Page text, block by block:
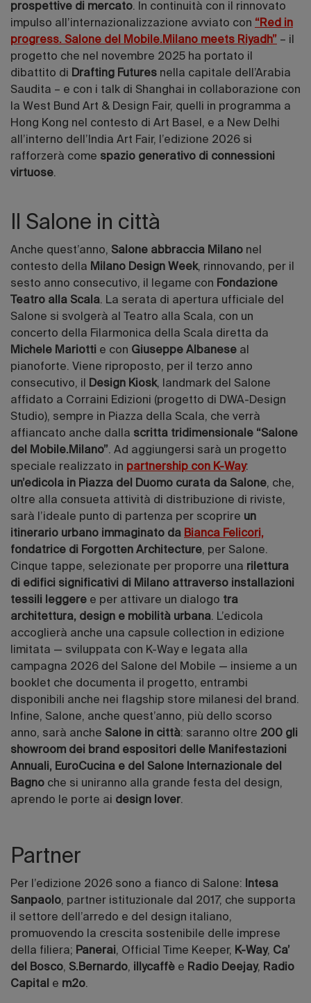
prospettive di mercato. In continuità con il rinnovato
impulso all’internazionalizzazione avviato con “Red in
progress. Salone del Mobile.Milano meets Riyadh” – il
progetto che nel novembre 2025 ha portato il
dibattito di Drafting Futures nella capitale dell’Arabia
Saudita – e con i talk di Shanghai in collaborazione con
la West Bund Art & Design Fair, quelli in programma a
Hong Kong nel contesto di Art Basel, e a New Delhi
all’interno dell’India Art Fair, l’edizione 2026 si
rafforzerà come spazio generativo di connessioni
virtuose.
Il Salone in città
Anche quest’anno, Salone abbraccia Milano nel
contesto della Milano Design Week, rinnovando, per il
sesto anno consecutivo, il legame con Fondazione
Teatro alla Scala. La serata di apertura ufficiale del
Salone si svolgerà al Teatro alla Scala, con un
concerto della Filarmonica della Scala diretta da
Michele Mariotti e con Giuseppe Albanese al
pianoforte. Viene riproposto, per il terzo anno
consecutivo, il
Design Kiosk, landmark del Salone
affidato a Corraini Edizioni (progetto di DWA-Design
Studio), sempre in Piazza della Scala, che verrà
affiancato anche dalla scritta tridimensionale “Salone
del Mobile.Milano”. Ad aggiungersi sarà un progetto
speciale realizzato in partnership con K-Way:
un’edicola in Piazza del Duomo curata da Salone, che,
oltre alla consueta attività di distribuzione di riviste,
sarà l’ideale punto di partenza per scoprire un
itinerario urbano immaginato da Bianca Felicori,
fondatrice di Forgotten Architecture, per Salone.
Cinque tappe, selezionate per proporre una rilettura
di edifici significativi di Milano attraverso installazioni
tessili leggere e per attivare un dialogo tra
architettura, design e mobilità urbana. L’edicola
accoglierà anche una capsule collection in edizione
limitata — sviluppata con K-Way e legata alla
campagna 2026 del Salone del Mobile — insieme a un
booklet che documenta il progetto, entrambi
disponibili anche nei flagship store milanesi del brand.
Infine, Salone, anche quest’anno, più dello scorso
anno, sarà anche Salone in città: saranno oltre 200 gli
showroom dei brand espositori delle Manifestazioni
Annuali, EuroCucina e del Salone Internazionale del
Bagno che si uniranno alla grande festa del design,
aprendo le porte ai design lover.
Partner
Per l’edizione 2026 sono a fianco di Salone:
Intesa
Sanpaolo, partner istituzionale dal 2017, che supporta
il settore dell’arredo e del design italiano,
promuovendo la crescita sostenibile delle imprese
della filiera; Panerai, Official Time Keeper, K-Way, Ca’
del Bosco, S.Bernardo, illycaffè e Radio Deejay, Radio
Capital e m2o.